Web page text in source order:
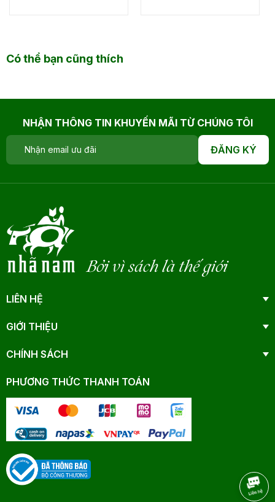
Có thể bạn cũng thích
NHẬN THÔNG TIN KHUYẾN MÃI TỪ CHÚNG TÔI
ĐĂNG KÝ
Bởi vì sách là thế giới
LIÊN HỆ
GIỚI THIỆU
CHÍNH SÁCH
PHƯƠNG THỨC THANH TOÁN